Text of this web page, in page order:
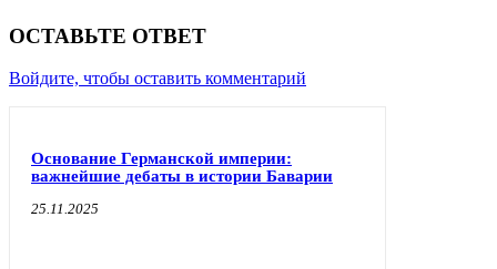
ОСТАВЬТЕ ОТВЕТ
Войдите, чтобы оставить комментарий
Основание Германской империи:
важнейшие дебаты в истории Баварии
25.11.2025